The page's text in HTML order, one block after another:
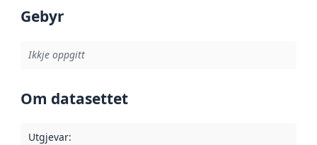
Gebyr
Ikkje oppgitt
Om datasettet
Utgjevar: